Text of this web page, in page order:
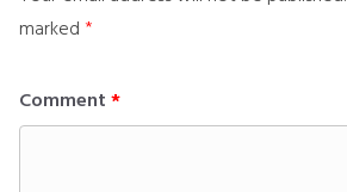
marked *
Comment *